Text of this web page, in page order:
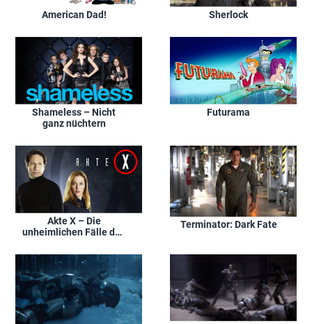
American Dad! Sherlock
Shameless – Nicht
ganz nüchtern
Futurama
Akte X – Die
unheimlichen Fälle des
Terminator: Dark Fate